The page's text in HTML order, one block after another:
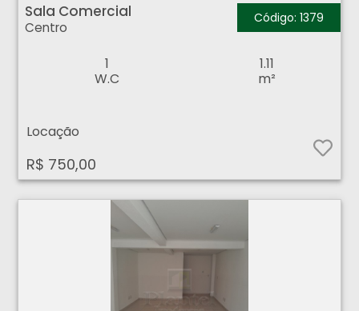
Sala Comercial
Centro
Código: 1379
1
W.C
1.11
m²
Locação
R$ 750,00